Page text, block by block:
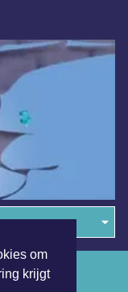
om
krijgt